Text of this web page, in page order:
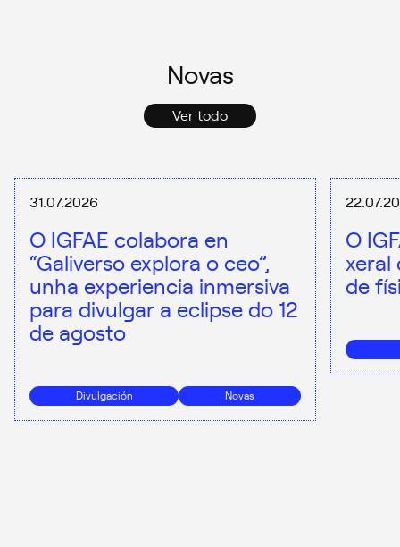
Novas
Ver todo
31.07.2026
O IGFAE colabora en
“Galiverso explora o ceo”,
unha experiencia inmersiva
para divulgar a eclipse do 12
de agosto
Divulgación Novas
O
xeral
de